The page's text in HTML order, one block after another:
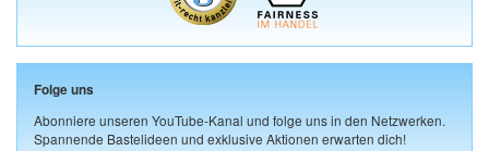
Folge uns
Abonniere unseren YouTube-Kanal und folge uns in den Netzwerken.
Spannende Bastelideen und exklusive Aktionen erwarten dich!